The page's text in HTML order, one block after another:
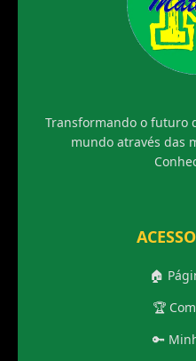
Transformando o futuro
mundo através das
🏠
🏆
🔑